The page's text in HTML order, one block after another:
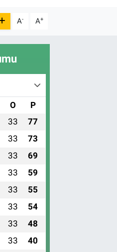
A- A+
O P
33 77
33 73
33 69
33 59
33 55
33 54
33 48
33 40